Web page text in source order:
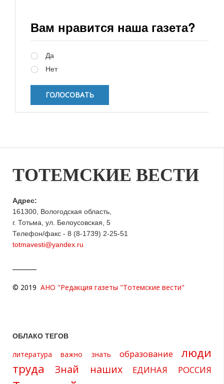
Вам нравится наша газета?
Да
Нет
ТОТЕМСКИЕ ВЕСТИ
Адрес:
161300, Вологодская область,
г. Тотьма, ул. Белоусовская, 5
Телефон/факс - 8 (8-1739) 2-25-51
totmavesti@yandex.ru
© 2019 АНО "Редакция газеты "Тотемские вести"
ОБЛАКО ТЕГОВ
литература важно знать образование
люди
труда
Знай наших ЕДИНАЯ РОССИЯ